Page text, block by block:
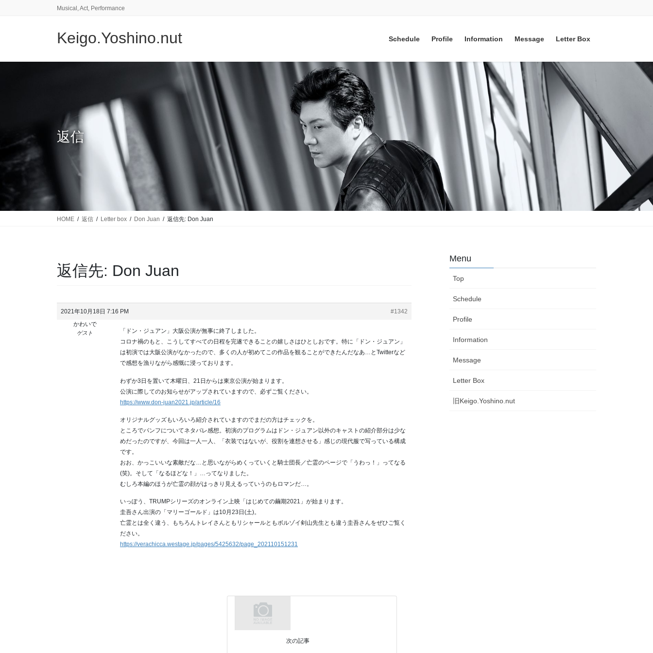
に
ョ
Musical, Act, Performance
Keigo.Yoshino.nut Schedule Profile Information Message Letter Box
返信
HOME 返信 Letter box Don Juan 返信先: Don Juan
返信先: Don Juan
2021年10月18日 7:16 PM
#1342
かわいで
ゲスト
「ドン・ジュアン」大阪公演が無事に終了しました。
コロナ禍のもと、こうしてすべての日程を完遂できることの嬉しさはひとしおです。特に「ドン・ジュアン」
は初演では大阪公演がなかったので、多くの人が初めてこの作品を観ることができたんだなあ…とTwitterなど
で感想を漁りながら感慨に浸っております。
わずか3日を置いて木曜日、21日からは東京公演が始まります。
公演に際してのお知らせがアップされていますので、必ずご覧ください。
https://www.don-juan2021.jp/article/16
オリジナルグッズもいろいろ紹介されていますのでまだの方はチェックを。
ところでパンフについてネタバレ感想。初演のプログラムはドン・ジュアン以外のキャストの紹介部分は少な
めだったのですが、今回は一人一人、「衣装ではないが、役割を連想させる」感じの現代服で写っている構成
です。
おお、かっこいいな素敵だな…と思いながらめくっていくと騎士団長／亡霊のページで「うわっ！」ってなる
(笑)。そして「なるほどな！」…ってなりました。
むしろ本編のほうが亡霊の顔がはっきり見えるっていうのもロマンだ…。
いっぽう、TRUMPシリーズのオンライン上映「はじめての繭期2021」が始まります。
圭吾さん出演の「マリーゴールド」は10月23日(土)。
亡霊とは全く違う、もちろんトレイさんともリシャールともボルゾイ剣山先生とも違う圭吾さんをぜひご覧く
ださい。
https://verachicca.westage.jp/pages/5425632/page_202110151231
次の記事
Menu
Top
Schedule
Profile
Information
Message
Letter Box
旧Keigo.Yoshino.nut